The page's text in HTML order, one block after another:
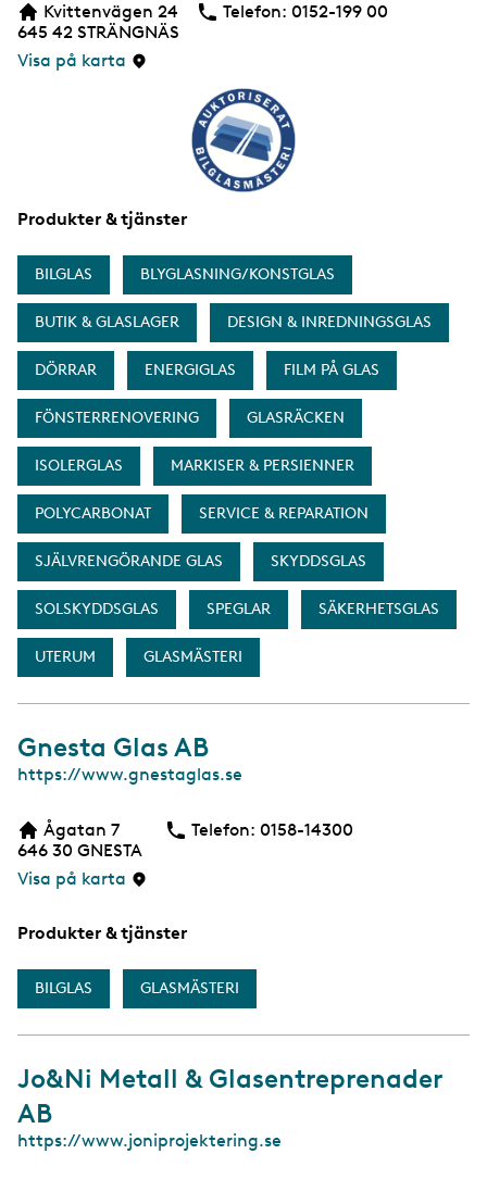
b
s
i
Kvittenvägen 24
645 42 STRÄNGNÄS
Visa på karta
Telefon: Telefon
0152-199 00
Produkter & tjänster
BILGLAS BLYGLASNING/KONSTGLAS
BUTIK & GLASLAGER DESIGN & INREDNINGSGLAS
DÖRRAR ENERGIGLAS FILM PÅ GLAS
FÖNSTERRENOVERING GLASRÄCKEN
ISOLERGLAS MARKISER & PERSIENNER
POLYCARBONAT SERVICE & REPARATION
SJÄLVRENGÖRANDE GLAS SKYDDSGLAS
SOLSKYDDSGLAS SPEGLAR SÄKERHETSGLAS
UTERUM GLASMÄSTERI
Gnesta Glas AB
W
b
s
i
https://www.gnestaglas.se
Ågatan 7
646 30 GNESTA
Visa på karta
Telefon: Telefon
0158-14300
Produkter & tjänster
BILGLAS GLASMÄSTERI
Jo&Ni Metall & Glasentreprenader
AB
W
https://www.joniprojektering.se